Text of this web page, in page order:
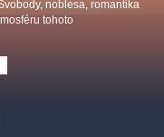
noblesa, romantika
tohoto